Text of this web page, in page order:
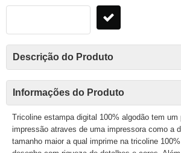
Descrição do Produto
Informações do Produto
Tricoline estampa digital 100% algodão tem um
impressão atraves de uma impressora como a
tamanho maior a qual imprime na tricoline